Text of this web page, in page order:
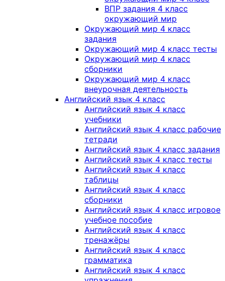
ВПР задания 4 класс
окружающий мир
Окружающий мир 4 класс
задания
Окружающий мир 4 класс тесты
Окружающий мир 4 класс
сборники
Окружающий мир 4 класс
внеурочная деятельность
Английский язык 4 класс
Английский язык 4 класс
учебники
Английский язык 4 класс рабочие
тетради
Английский язык 4 класс задания
Английский язык 4 класс тесты
Английский язык 4 класс
таблицы
Английский язык 4 класс
сборники
Английский язык 4 класс игровое
учебное пособие
Английский язык 4 класс
тренажёры
Английский язык 4 класс
грамматика
Английский язык 4 класс